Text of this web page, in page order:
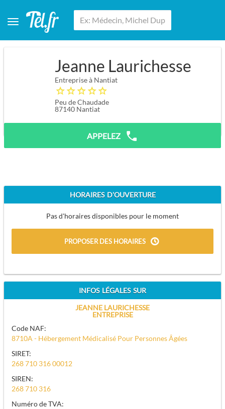
Jeanne Laurichesse
Entreprise à Nantiat
Peu de Chaudade
87140 Nantiat
APPELEZ
HORAIRES D'OUVERTURE
Pas d'horaires disponibles pour le moment
PROPOSER DES HORAIRES
INFOS LÉGALES SUR
JEANNE LAURICHESSE
ENTREPRISE
Code NAF:
8710A - Hébergement Médicalisé Pour Personnes Âgées
SIRET:
268 710 316 00012
SIREN:
268 710 316
Numéro de TVA: